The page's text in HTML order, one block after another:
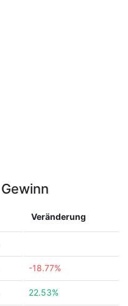
Veränderung
-18.77%
22.53%